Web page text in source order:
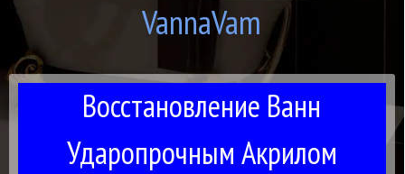
VannaVam
Восстановление Ванн
Ударопрочным Акрилом